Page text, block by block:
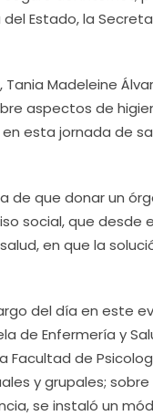
Estado, la
Madeleine
aspectos de
esta jornada de
de que donar un
social, que desde
en que la
del día en este
de Enfermería y
Facultad de
y grupales;
se instaló un